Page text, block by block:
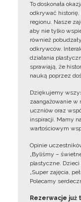
To doskonała
odkrywać
regionu. Nasze
aby nie tylko
również
odkrywców.
działania
sprawiają, że
nauką poprzez
Dziękujemy
zaangażowanie w
uczniów oraz
inspiracji. Mamy
wartościowym
Opinie
„Byliśmy –
plastyczne.
„Super zajęcia,
Polecamy
Rezerwacje już